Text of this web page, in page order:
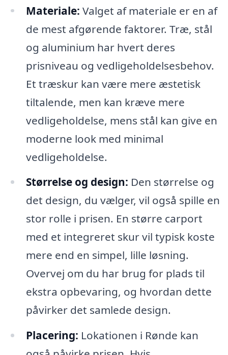
Materiale: Valget af materiale er en af
de mest afgørende faktorer. Træ, stål
og aluminium har hvert deres
prisniveau og vedligeholdelsesbehov.
Et træskur kan være mere æstetisk
tiltalende, men kan kræve mere
vedligeholdelse, mens stål kan give en
moderne look med minimal
vedligeholdelse.
Størrelse og design: Den størrelse og
det design, du vælger, vil også spille en
stor rolle i prisen. En større carport
med et integreret skur vil typisk koste
mere end en simpel, lille løsning.
Overvej om du har brug for plads til
ekstra opbevaring, og hvordan dette
påvirker det samlede design.
Placering: Lokationen i Rønde kan